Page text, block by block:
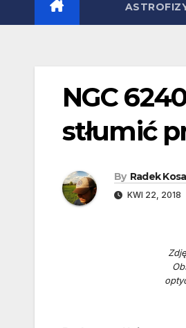
NGC
stłumić
By Radek
KWI 22, 2018